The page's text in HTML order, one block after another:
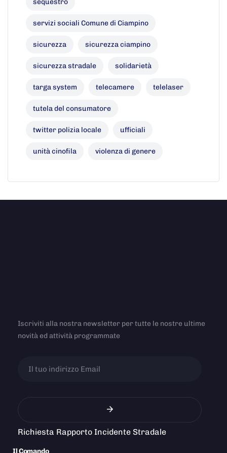
sequestro
servizi sociali Comune di Ciampino
sicurezza sicurezza ciampino
sicurezza stradale solidarietà
targa system telecamere telelaser
tutela del consumatore
twitter polizia locale ufficiali
unità cinofila violenza di genere
Iscriviti alla nostra newsletter per tutte le nostre ultime
novità ed attività programmate
Richiesta Rapporto Incidente Stradale
Il Comando